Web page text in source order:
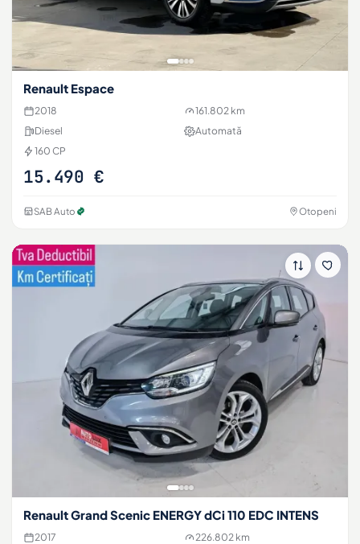
Renault Espace
2018
161.802 km
Diesel
Automată
160 CP
15.490 €
SAB Auto Otopeni
Renault Grand Scenic ENERGY dCi 110 EDC INTENS
2017
226.802 km